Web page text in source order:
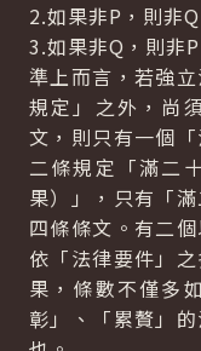
2.如果非P，則非
3.如果非Q，則非
準上而言，若強
規定」之外，尚
文，則只有一個
二條規定「滿二
果）」，只有「
四條條文。有二
依「法律要件」
果，條數不僅多
彰」、「累贅」